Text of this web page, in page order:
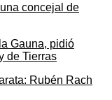
Gauna, pidió
de Tierras